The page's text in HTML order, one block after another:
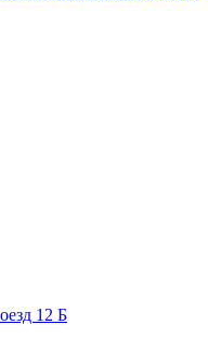
12 Б